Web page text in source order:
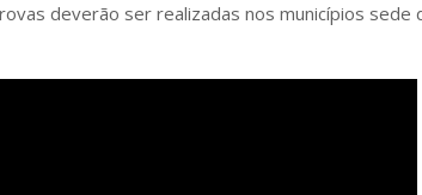
deverão ser realizadas nos municípios sede